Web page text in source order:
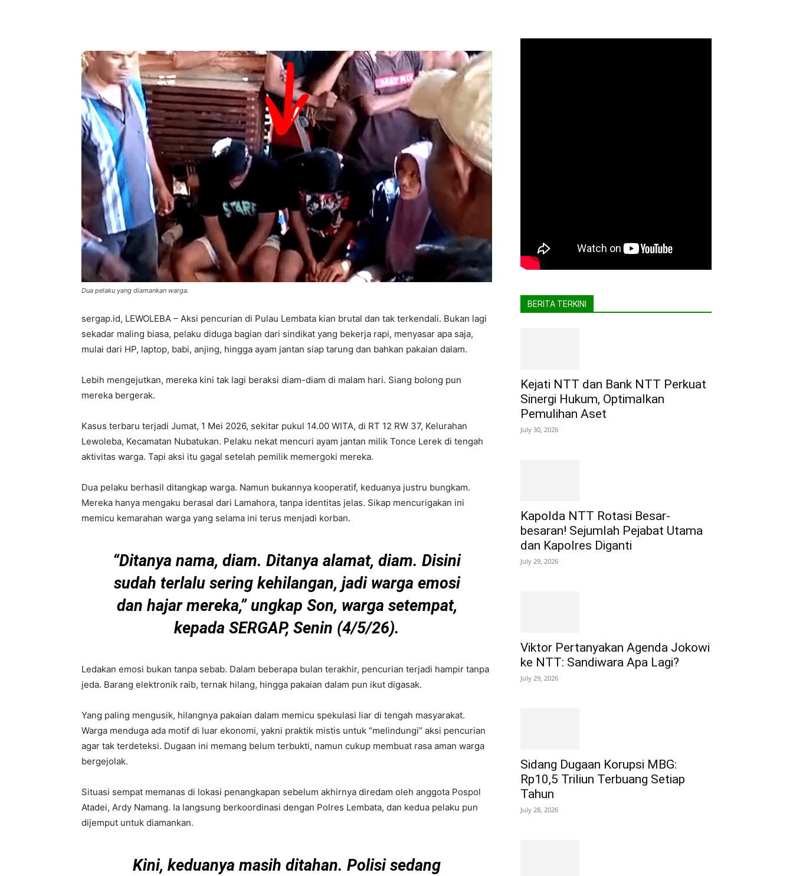
Dua pelaku yang diamankan warga.
sergap.id, LEWOLEBA – Aksi pencurian di Pulau Lembata kian brutal dan tak terkendali. Bukan lagi
sekadar maling biasa, pelaku diduga bagian dari sindikat yang bekerja rapi, menyasar apa saja,
mulai dari HP, laptop, babi, anjing, hingga ayam jantan siap tarung dan bahkan pakaian dalam.
Lebih mengejutkan, mereka kini tak lagi beraksi diam-diam di malam hari. Siang bolong pun
mereka bergerak.
Kasus terbaru terjadi Jumat, 1 Mei 2026, sekitar pukul 14.00 WITA, di RT 12 RW 37, Kelurahan
Lewoleba, Kecamatan Nubatukan. Pelaku nekat mencuri ayam jantan milik Tonce Lerek di tengah
aktivitas warga. Tapi aksi itu gagal setelah pemilik memergoki mereka.
Dua pelaku berhasil ditangkap warga. Namun bukannya kooperatif, keduanya justru bungkam.
Mereka hanya mengaku berasal dari Lamahora, tanpa identitas jelas. Sikap mencurigakan ini
memicu kemarahan warga yang selama ini terus menjadi korban.
“Ditanya nama, diam. Ditanya alamat, diam. Disini
sudah terlalu sering kehilangan, jadi warga emosi
dan hajar mereka,” ungkap Son, warga setempat,
kepada SERGAP, Senin (4/5/26).
Ledakan emosi bukan tanpa sebab. Dalam beberapa bulan terakhir, pencurian terjadi hampir tanpa
jeda. Barang elektronik raib, ternak hilang, hingga pakaian dalam pun ikut digasak.
Yang paling mengusik, hilangnya pakaian dalam memicu spekulasi liar di tengah masyarakat.
Warga menduga ada motif di luar ekonomi, yakni praktik mistis untuk “melindungi” aksi pencurian
agar tak terdeteksi. Dugaan ini memang belum terbukti, namun cukup membuat rasa aman warga
bergejolak.
Situasi sempat memanas di lokasi penangkapan sebelum akhirnya diredam oleh anggota Pospol
Atadei, Ardy Namang. Ia langsung berkoordinasi dengan Polres Lembata, dan kedua pelaku pun
dijemput untuk diamankan.
Kini, keduanya masih ditahan. Polisi sedang
BERITA TERKINI
Kejati NTT dan Bank NTT Perkuat
Sinergi Hukum, Optimalkan
Pemulihan Aset
July 30, 2026
Kapolda NTT Rotasi Besar-
besaran! Sejumlah Pejabat Utama
dan Kapolres Diganti
July 29, 2026
Viktor Pertanyakan Agenda Jokowi
ke NTT: Sandiwara Apa Lagi?
July 29, 2026
Sidang Dugaan Korupsi MBG:
Rp10,5 Triliun Terbuang Setiap
Tahun
July 28, 2026